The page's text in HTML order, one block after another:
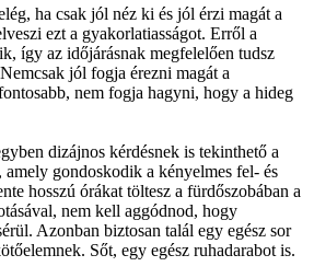
ha csak jól néz ki és jól érzi magát a
ezt a gyakorlatiasságot. Erről a
így az időjárásnak megfelelően tudsz
jól fogja érezni magát a
nem fogja hagyni, hogy a hideg
dizájnos kérdésnek is tekinthető a
amely gondoskodik a kényelmes fel- és
hosszú órákat töltesz a fürdőszobában a
nem kell aggódnod, hogy
Azonban biztosan talál egy egész sor
Sőt, egy egész ruhadarabot is.